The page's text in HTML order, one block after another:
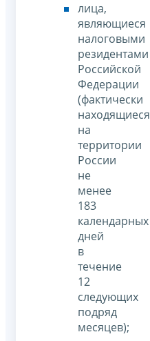
лица,
являющиеся
налоговыми
резидентами
Российской
Федерации
(фактически
находящиеся
на
территории
России
не
менее
183
календарных
дней
в
течение
12
следующих
подряд
месяцев);